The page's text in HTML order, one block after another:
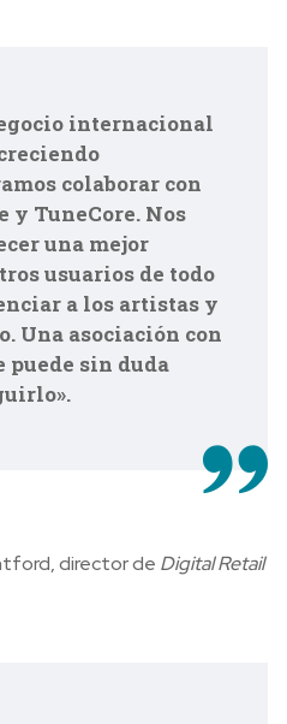
internacional
colaborar con
y TuneCore. Nos
una mejor
usuarios de todo
a los artistas y
Una asociación con
puede sin duda
director de Digital Retail